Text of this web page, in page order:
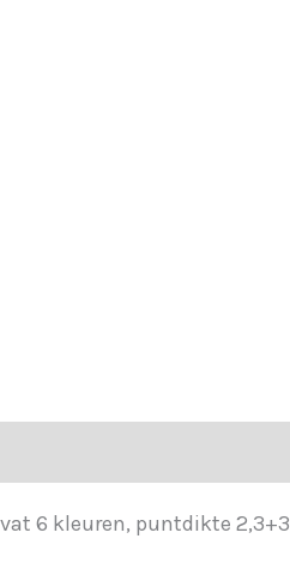
6 kleuren, puntdikte